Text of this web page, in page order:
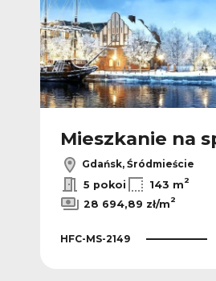
Mieszkanie na
Gdańsk, Śródmieście
5 pokoi
143 m2
28 694,89 zł/m2
HFC-MS-2149